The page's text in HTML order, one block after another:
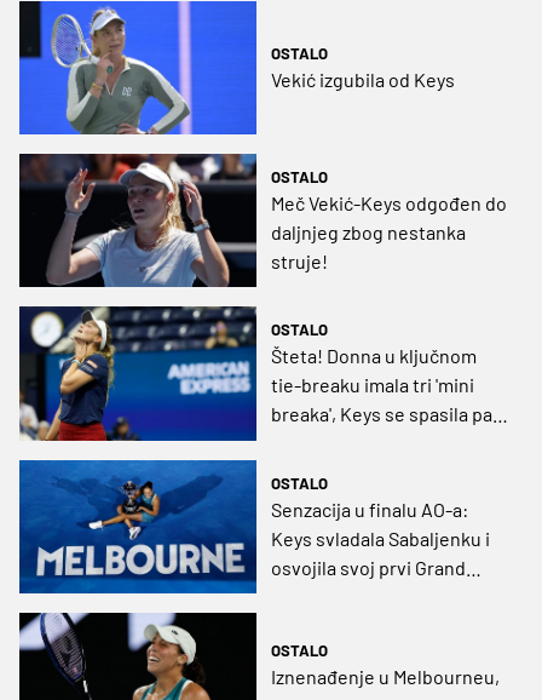
OSTALO
Vekić izgubila od Keys
OSTALO
Meč Vekić-Keys odgođen do
daljnjeg zbog nestanka
struje!
OSTALO
Šteta! Donna u ključnom
tie-breaku imala tri 'mini
breaka', Keys se spasila pa
OSTALO
Senzacija u finalu AO-a:
Keys svladala Sabaljenku i
osvojila svoj prvi Grand
OSTALO
Iznenađenje u Melbourneu,